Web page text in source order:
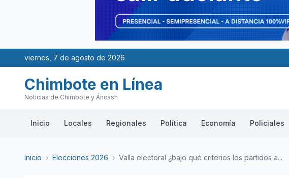
viernes, 7 de agosto de 2026
Chimbote en Línea
Noticias de Chimbote y Áncash
Inicio Locales Regionales Política Economía Policiales
Inicio › Elecciones 2026 › Valla electoral ¿bajo qué criterios los partidos a...